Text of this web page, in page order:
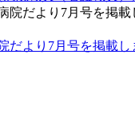
だより7月号を掲載し